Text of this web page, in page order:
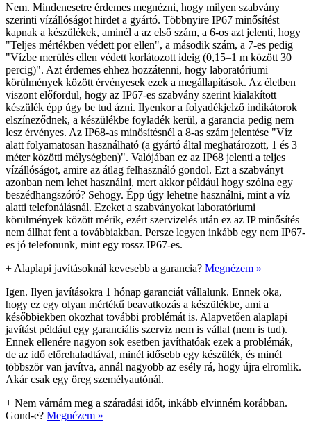
Nem. Mindenesetre érdemes megnézni, hogy milyen szabvány
szerinti vízállóságot hirdet a gyártó. Többnyire IP67 minősítést
kapnak a készülékek, aminél a az első szám, a 6-os azt jelenti, hogy
"Teljes mértékben védett por ellen", a második szám, a 7-es pedig
"Vízbe merülés ellen védett korlátozott ideig (0,15–1 m között 30
percig)". Azt érdemes ehhez hozzátenni, hogy laboratóriumi
körülmények között érvényesek ezek a megállapítások. Az életben
viszont előfordul, hogy az IP67-es szabvány szerint kialakított
készülék épp úgy be tud ázni. Ilyenkor a folyadékjelző indikátorok
elszíneződnek, a készülékbe foyladék kerül, a garancia pedig nem
lesz érvényes. Az IP68-as minősítésnél a 8-as szám jelentése "Víz
alatt folyamatosan használható (a gyártó által meghatározott, 1 és 3
méter közötti mélységben)". Valójában ez az IP68 jelenti a teljes
vízállóságot, amire az átlag felhasználó gondol. Ezt a szabványt
azonban nem lehet használni, mert akkor például hogy szólna egy
beszédhangszóró? Sehogy. Épp úgy lehetne használni, mint a víz
alatti telefonálásnál. Ezeket a szabványokat laboratóriumi
körülmények között mérik, ezért szervizelés után ez az IP minősítés
nem állhat fent a továbbiakban. Persze legyen inkább egy nem IP67-
es jó telefonunk, mint egy rossz IP67-es.
+ Alaplapi javításoknál kevesebb a garancia? Megnézem »
Igen. Ilyen javításokra 1 hónap garanciát vállalunk. Ennek oka,
hogy ez egy olyan mértékű beavatkozás a készülékbe, ami a
későbbiekben okozhat további problémát is. Alapvetően alaplapi
javítást például egy garanciális szerviz nem is vállal (nem is tud).
Ennek ellenére nagyon sok esetben javíthatóak ezek a problémák,
de az idő előrehaladtával, minél idősebb egy készülék, és minél
többször van javítva, annál nagyobb az esély rá, hogy újra elromlik.
Akár csak egy öreg személyautónál.
+ Nem várnám meg a száradási időt, inkább elvinném korábban.
Gond-e? Megnézem »